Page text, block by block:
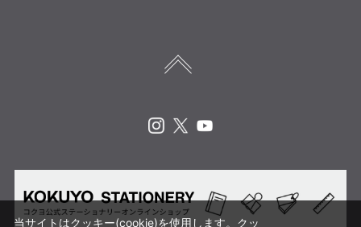
当サイトはクッキー(cookie)を使用します。クッ